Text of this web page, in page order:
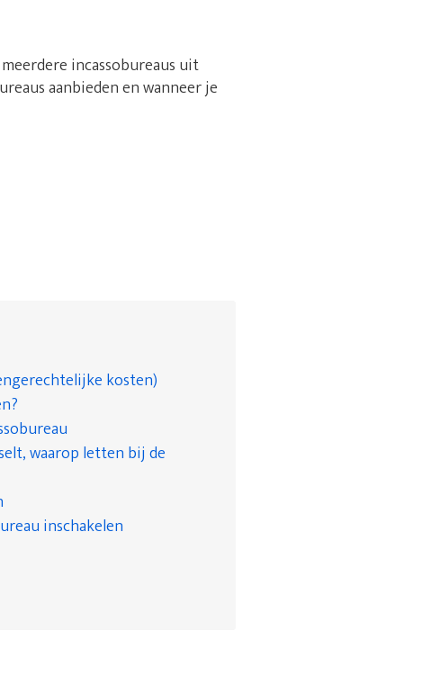
incassobureaus uit
aanbieden en wanneer je
kosten)
waarop letten bij de
inschakelen